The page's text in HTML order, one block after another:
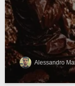
Alessandro